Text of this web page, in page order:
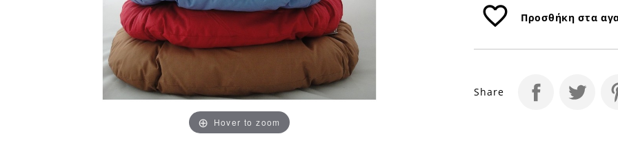
Hover to zoom
favorite_border Προσθήκη στα
Share